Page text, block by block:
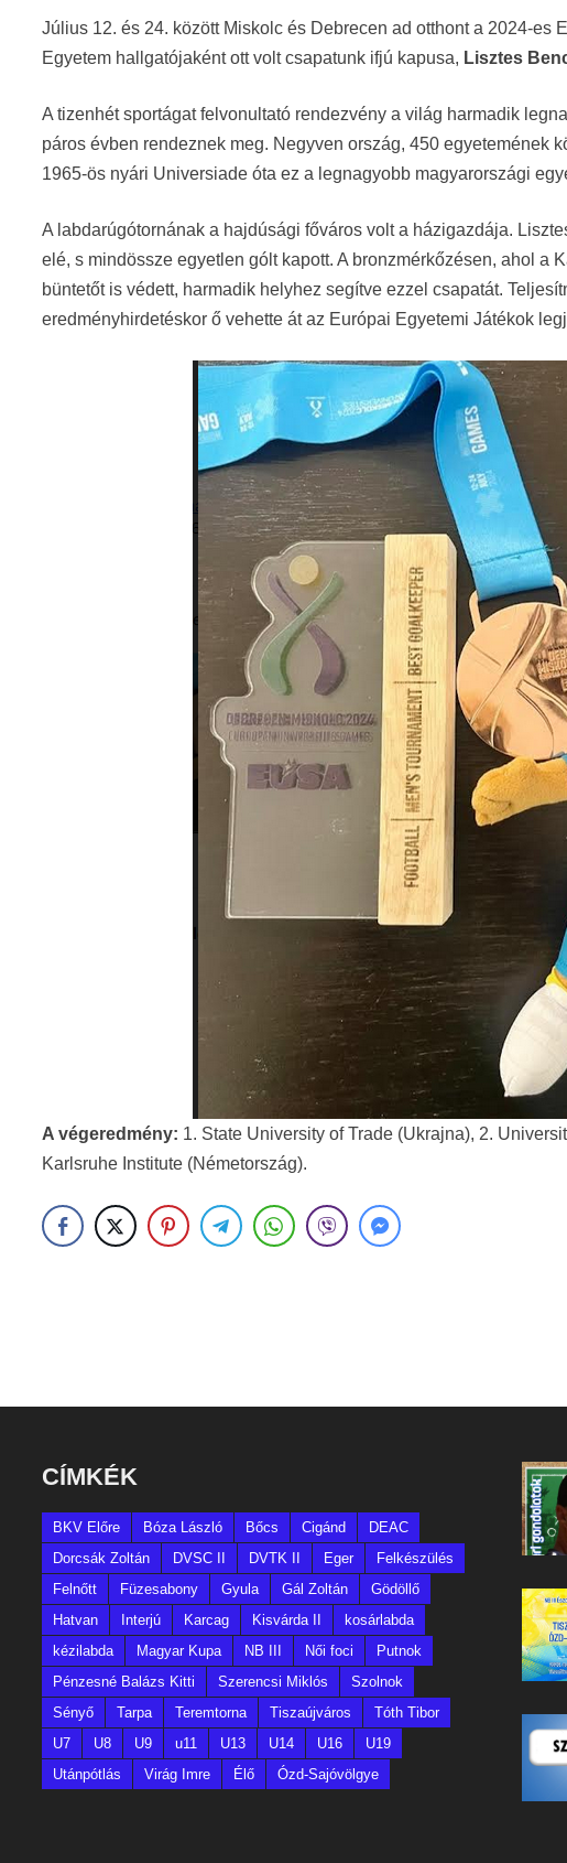
Július 12. és 24. között Miskolc és Debrecen ad otthont a 2024-es
Egyetem hallgatójaként ott volt csapatunk ifjú kapusa, Lisztes
A tizenhét sportágat felvonultató rendezvény a világ harmadik
páros évben rendeznek meg. Negyven ország, 450 egyetemének
1965-ös nyári Universiade óta ez a legnagyobb magyarországi
A labdarúgótornának a hajdúsági főváros volt a házigazdája.
elé, s mindössze egyetlen gólt kapott. A bronzmérkőzésen, ahol a
büntetőt is védett, harmadik helyhez segítve ezzel csapatát.
eredményhirdetéskor ő vehette át az Európai Egyetemi Játékok
A végeredmény: 1. State University of Trade (Ukrajna), 2.
Karlsruhe Institute (Németország).
CÍMKÉK
BKV Előre Bóza László Bőcs Cigánd
DEAC
Dorcsák Zoltán
DVSC II DVTK II Eger
Felkészülés
Felnőtt
Füzesabony Gyula Gál Zoltán
Gödöllő
Hatvan
Interjú Karcag Kisvárda II
kosárlabda
kézilabda
Magyar Kupa NB III Női foci
Putnok
Pénzesné Balázs Kitti
Szerencsi Miklós
Szolnok
Sényő
Tarpa Teremtorna Tiszaújváros
Tóth Tibor
U7
U8 U9 u11 U13 U14 U16
U19
Utánpótlás
Virág Imre Élő Ózd-Sajóvölgye